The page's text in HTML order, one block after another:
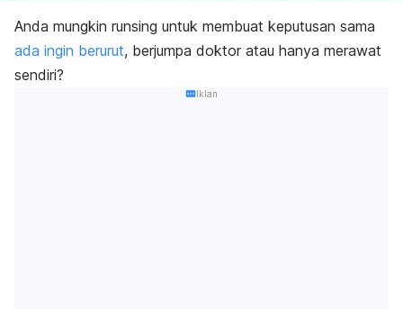
Anda mungkin runsing untuk membuat keputusan sama
ada ingin berurut, berjumpa doktor atau hanya merawat
sendiri?
Iklan